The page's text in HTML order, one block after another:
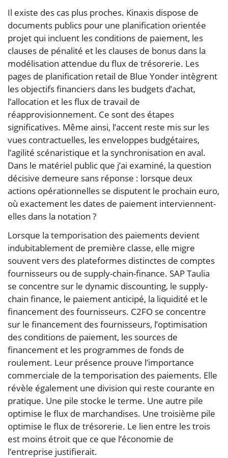
Il existe des cas plus proches. Kinaxis dispose de
documents publics pour une planification orientée
projet qui incluent les conditions de paiement, les
clauses de pénalité et les clauses de bonus dans la
modélisation attendue du flux de trésorerie. Les
pages de planification retail de Blue Yonder intègrent
les objectifs financiers dans les budgets d’achat,
l’allocation et les flux de travail de
réapprovisionnement. Ce sont des étapes
significatives. Même ainsi, l’accent reste mis sur les
vues contractuelles, les enveloppes budgétaires,
l’agilité scénaristique et la synchronisation en aval.
Dans le matériel public que j’ai examiné, la question
décisive demeure sans réponse : lorsque deux
actions opérationnelles se disputent le prochain euro,
où exactement les dates de paiement interviennent-
elles dans la notation ?
Lorsque la temporisation des paiements devient
indubitablement de première classe, elle migre
souvent vers des plateformes distinctes de comptes
fournisseurs ou de supply-chain-finance. SAP Taulia
se concentre sur le dynamic discounting, le supply-
chain finance, le paiement anticipé, la liquidité et le
financement des fournisseurs. C2FO se concentre
sur le financement des fournisseurs, l’optimisation
des conditions de paiement, les sources de
financement et les programmes de fonds de
roulement. Leur présence prouve l’importance
commerciale de la temporisation des paiements. Elle
révèle également une division qui reste courante en
pratique. Une pile stocke le terme. Une autre pile
optimise le flux de marchandises. Une troisième pile
optimise le flux de trésorerie. Le lien entre les trois
est moins étroit que ce que l’économie de
l’entreprise justifierait.